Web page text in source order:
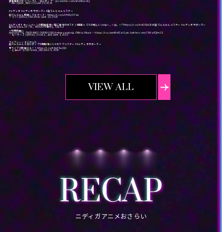
特定の個人や団体の誹謗中傷、営業妨害、イメージを著しく混乱さ
せるようなもの、第三者に損害が生じるおそれのあるもの等、公序
良俗に反する投稿は、ご遠慮ください。
投稿された作品を使用して、TVアニメ「NEEDY GIRL OVERDOSE」
と関係のない特定の政治団体、企業、個人、宗教、思想等の宣伝告
で、当WEBサイトへ表示するほか、作品公式サイト、作品公式SNS
アカウントおよびその他の媒体で掲載・紹介する場合がございま
各SNSのシステムエラー・システム障害等その他やむを得ない事情
により、予告なくキャンペーンを途中で中止、終了する場合があり
ォローしてください。
猛毒電波少女☆パープル・ロリポップ…pic.twitter.com/sFohKo1x6y
— Rin (@Lee_Rin117)June 10, 2026
#ニディガ #ニディガサポーター #超てんちゃんリスナー
超てんちゃん応援してるぞ〜♪✨ https://t.co/u5H5XyO7wL
— リツ (@ritsu_codama) June 10, 2026
#ニディガ💊ホームページの応援投稿一覧に自分のポスト14個載ってたの嬉しい(⋈◍＞◡＜◍)。✧♡https://t.co/AniOSbLlEd#超てんちゃんリスナー #ニディガサポーター
超てんちゃん3D・FA、MOCAPで動かしてみた♪
～利用楽曲～
Aiobahn +81『INTERNET OVERDOSE(Anime version)』Official Music…https://t.co/xonWnfZaVL pic.twitter.com/7SHaFQhnC5
— も～り～♪ (@Mory_Osaka_Jpn)June 8, 2026
ライブシーンすごかった
超てんちゃんとロリポップの関係性いい#カラマリスナー ♰#ニディガサポーター
▼ライブを応援する！！ https://t.co/fr9qTSuIQh
— じゅんいち (@tanosi_oisi)June 8, 2026
VIEW ALL
RECAP
ニディガアニメおさらい